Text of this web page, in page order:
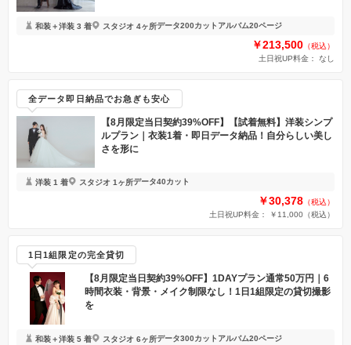
和装＋洋装 3 着 スタジオ 4ヶ所データ200カット アルバム20ページ
￥213,500 （税込）
土日祝UP料金： なし
全データ即日納品でお急ぎも安心
【8月限定当日契約39%OFF】【試着無料】洋装シンプ
ルプラン｜衣装1着・即日データ納品！自分らしい美し
さを形に
洋装 1 着 スタジオ 1ヶ所データ40カット
￥30,378 （税込）
土日祝UP料金： ￥11,000 （税込）
1日1組限定の完全貸切
【8月限定当日契約39%OFF】1DAYプラン通常50万円｜6
時間衣装・背景・メイク制限なし！1日1組限定の貸切撮影
を
和装＋洋装 5 着 スタジオ 6ヶ所データ300カット アルバム20ページ